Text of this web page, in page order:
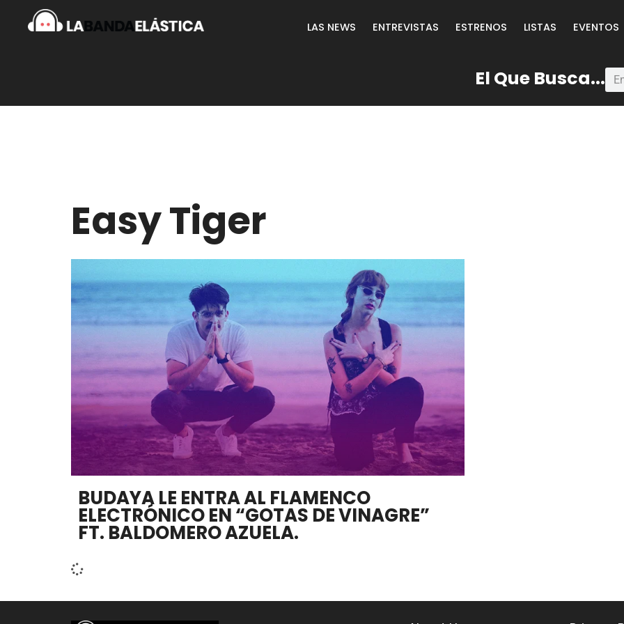
LAS NEWS ENTREVISTAS ESTRENOS LISTAS EVENTOS
El Que Busca...
Easy Tiger
BUDAYA LE ENTRA AL FLAMENCO
ELECTRÓNICO EN “GOTAS DE VINAGRE”
FT. BALDOMERO AZUELA.